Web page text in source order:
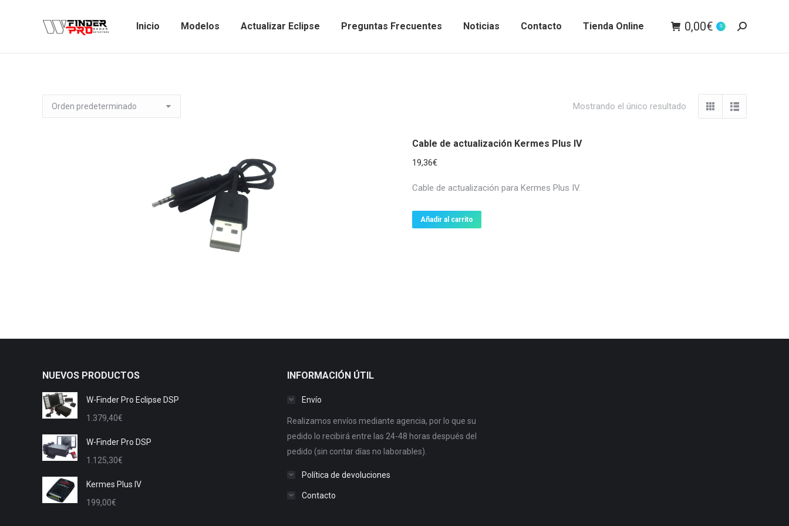
Inicio Modelos Actualizar Eclipse Preguntas Frecuentes Noticias Contacto Tienda Online 0,00€ 0 Buscar:
Mostrando el único resultado
Cable de actualización Kermes Plus IV
19,36€
Cable de actualización para Kermes Plus IV.
Añadir al carrito
NUEVOS PRODUCTOS
W-Finder Pro Eclipse DSP
1.379,40€
W-Finder Pro DSP
1.125,30€
Kermes Plus IV
199,00€
INFORMACIÓN ÚTIL
Envío
Realizamos envíos mediante agencia, por lo que su
pedido lo recibirá entre las 24-48 horas después del
pedido (sin contar días no laborables).
Política de devoluciones
Contacto